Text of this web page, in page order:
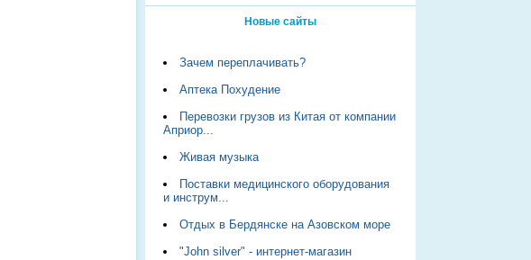
Новые сайты
Зачем переплачивать?
Аптека Похудение
Перевозки грузов из Китая от компании
Априор...
Живая музыка
Поставки медицинского оборудования
и инструм...
Отдых в Бердянске на Азовском море
"John silver" - интернет-магазин